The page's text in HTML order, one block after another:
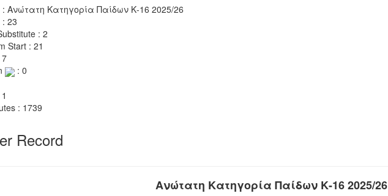
: Ανώτατη Κατηγορία Παίδων Κ-16 2025/26
: 23
: 2
Start : 21
: 0
: 1739
Record
Ανώτατη Κατηγορία Παίδων Κ-16 2025/26